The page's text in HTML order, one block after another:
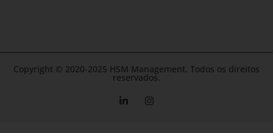
Copyright © 2020-2025 HSM Management. Todos os direitos
reservados.